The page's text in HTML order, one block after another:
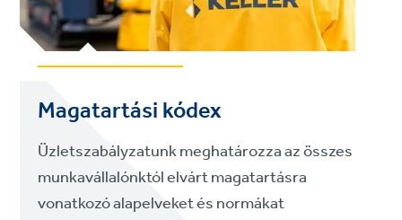
Magatartási kódex
Üzletszabályzatunk meghatározza az összes
munkavállalónktól elvárt magatartásra
vonatkozó alapelveket és normákat